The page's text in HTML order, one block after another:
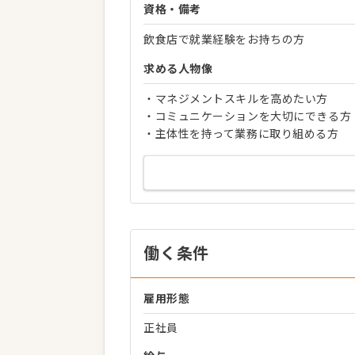
資格・備考
飲食店で就業経験をお持ちの方
求める人物像
・マネジメントスキルを高めたい方
・コミュニケーションを大切にできる方
・主体性を持って業務に取り組める方
働く条件
雇用形態
正社員